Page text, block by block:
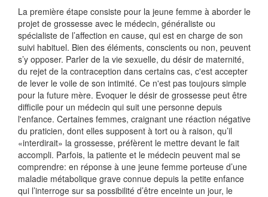
La première étape consiste pour la jeune femme à aborder le
projet de grossesse avec le médecin, généraliste ou
spécialiste de l’affection en cause, qui est en charge de son
suivi habituel. Bien des éléments, conscients ou non, peuvent
s’y opposer. Parler de la vie sexuelle, du désir de maternité,
du rejet de la contraception dans certains cas, c'est accepter
de lever le voile de son intimité. Ce n'est pas toujours simple
pour la future mère. Evoquer le désir de grossesse peut être
difficile pour un médecin qui suit une personne depuis
l'enfance. Certaines femmes, craignant une réaction négative
du praticien, dont elles supposent à tort ou à raison, qu’il
«interdirait» la grossesse, préfèrent le mettre devant le fait
accompli. Parfois, la patiente et le médecin peuvent mal se
comprendre: en réponse à une jeune femme porteuse d’une
maladie métabolique grave connue depuis la petite enfance
qui l’interroge sur sa possibilité d’être enceinte un jour, le